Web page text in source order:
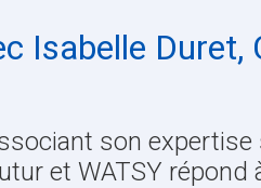
Isabelle Duret,
son expertise
et WATSY répond